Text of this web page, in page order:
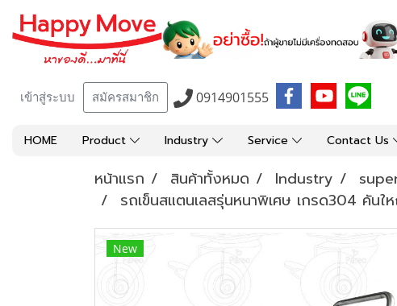
เข้าสู่ระบบ สมัครสมาชิก 0914901555
HOME Product Industry Service Contact Us
หน้าแรก สินค้าทั้งหมด Industry
รถเข็นสแตนเลสรุ่นหนาพิเศษ เกรด304 คั
New